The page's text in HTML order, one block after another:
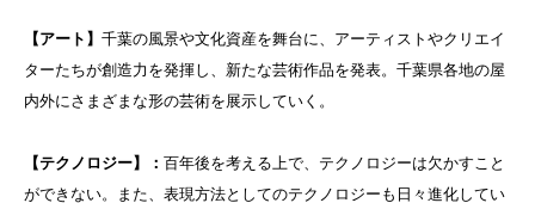
【アート】 千葉の風景や文化資産を舞台に、アーティストやクリエイ
ターたちが創造力を発揮し、新たな芸術作品を発表。千葉県各地の屋
内外にさまざまな形の芸術を展示していく。
【テクノロジー】： 百年後を考える上で、テクノロジーは欠かすこと
ができない。また、表現方法としてのテクノロジーも日々進化してい